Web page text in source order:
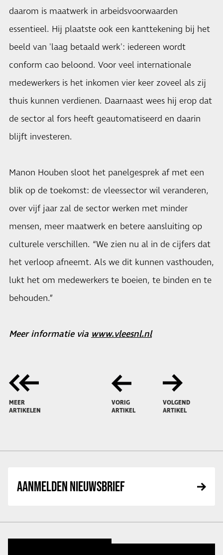
daarom is maatwerk in arbeidsvoorwaarden
essentieel. Hij plaatste ook een kanttekening bij het
beeld van 'laag betaald werk': iedereen wordt
conform cao beloond. Voor veel internationale
medewerkers is het inkomen vier keer zoveel als zij
thuis kunnen verdienen. Daarnaast wees hij erop dat
de sector al fors heeft geautomatiseerd en daarin
blijft investeren.
Manon Houben sloot het panelgesprek af met een
blik op de toekomst: de vleessector wil veranderen,
over vijf jaar zal de sector werken met minder
mensen, meer maatwerk en betere aansluiting op
culturele verschillen. “We zien nu al in de cijfers dat
het verloop afneemt. Als we dit kunnen vasthouden,
lukt het om medewerkers te boeien, te binden en te
behouden.”
Meer informatie via www.vleesnl.nl
MEER
ARTIKELEN
VORIG
ARTIKEL
VOLGEND
ARTIKEL
AANMELDEN NIEUWSBRIEF